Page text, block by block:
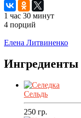
1 час 30 минут
4 порций
Елена Литвиненко
Ингредиенты
Сельдь
250 гр.